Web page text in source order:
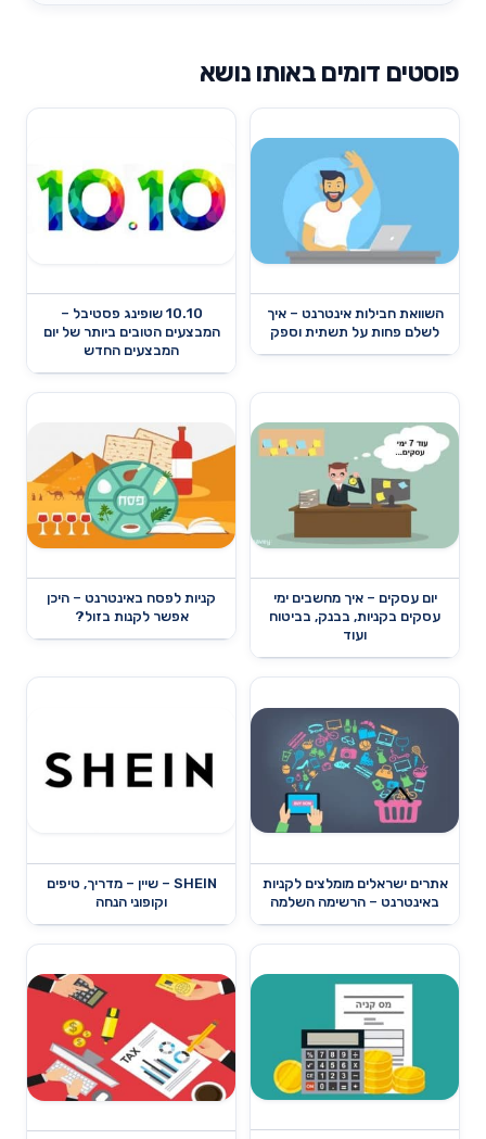
פוסטים דומים באותו נושא
השוואת חבילות אינטרנט – איך
לשלם פחות על תשתית וספק
10.10 שופינג פסטיבל –
המבצעים הטובים ביותר של יום
המבצעים החדש
יום עסקים – איך מחשבים ימי
עסקים בקניות, בבנק, בביטוח
ועוד
קניות לפסח באינטרנט – היכן
אפשר לקנות בזול?
אתרים ישראלים מומלצים לקניות
באינטרנט – הרשימה השלמה
SHEIN – שיין – מדריך, טיפים
וקופוני הנחה